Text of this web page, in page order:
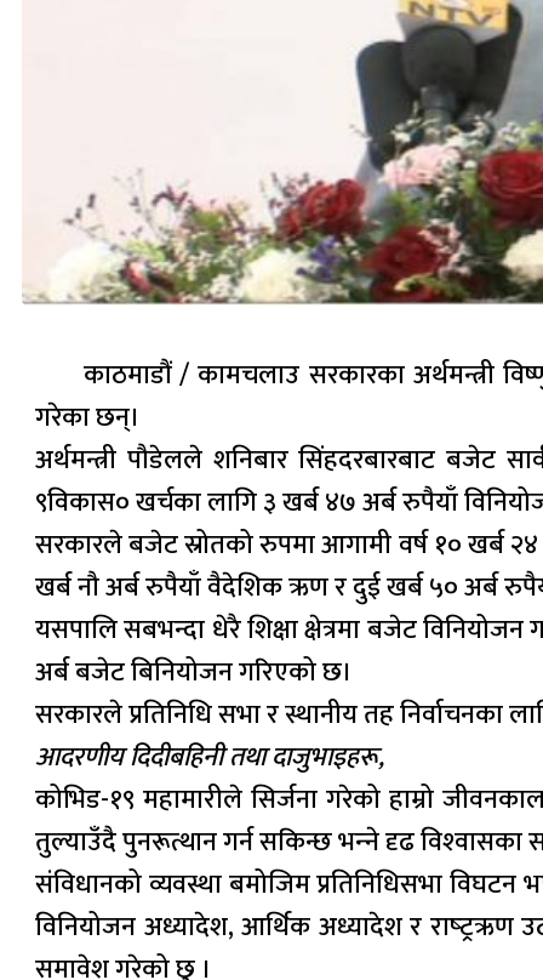
काठमाडौं / कामचलाउ सरकारका अर्थमन्त्री
गरेका छन्।
अर्थमन्त्री पौडेलले शनिबार सिंहदरबारबाट बजेट
९विकास० खर्चका लागि ३ खर्ब ४७ अर्ब रुपैयाँ
सरकारले बजेट स्रोतको रुपमा आगामी वर्ष १० खर्ब
खर्ब नौ अर्ब रुपैयाँ वैदेशिक ऋण र दुई खर्ब ५० अर्ब
यसपालि सबभन्दा धेरै शिक्षा क्षेत्रमा बजेट
अर्ब बजेट बिनियोजन गरिएको छ।
सरकारले प्रतिनिधि सभा र स्थानीय तह
आदरणीय दिदीबहिनी तथा दाजुभाइहरू,
कोभिड-१९ महामारीले सिर्जना गरेको हाम्रो
तुल्याउँदै पुनरूत्थान गर्न सकिन्छ भन्‍ने दृढ
संविधानको व्यवस्था बमोजिम प्रतिनिधिसभा
विनियोजन अध्यादेश, आर्थिक अध्यादेश र
समावेश गरेको छु ।